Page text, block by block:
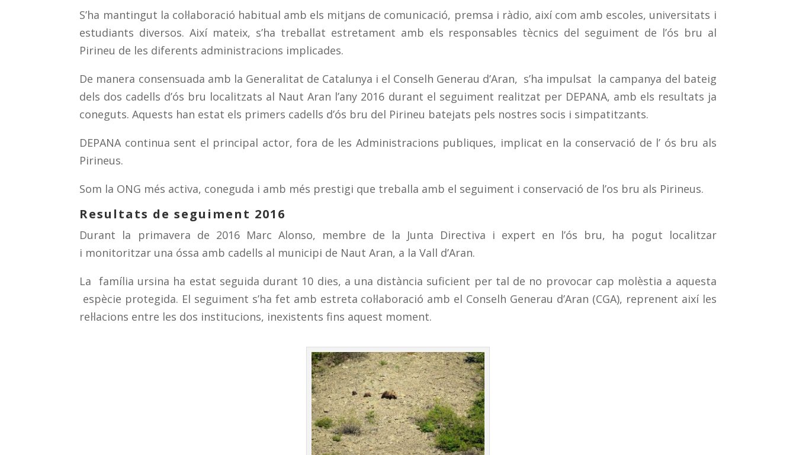
S’ha mantingut la col·laboració habitual amb els mitjans de comunicació, premsa i ràdio, així com amb escoles, universitats i
estudiants diversos. Així mateix, s’ha treballat estretament amb els responsables tècnics del seguiment de l’ós bru al
Pirineu de les diferents administracions implicades.
De manera consensuada amb la Generalitat de Catalunya i el Conselh Generau d’Aran, s’ha impulsat la campanya del bateig
dels dos cadells d’ós bru localitzats al Naut Aran l’any 2016 durant el seguiment realitzat per DEPANA, amb els resultats ja
coneguts. Aquests han estat els primers cadells d’ós bru del Pirineu batejats pels nostres socis i simpatitzants.
DEPANA continua sent el principal actor, fora de les Administracions publiques, implicat en la conservació de l’ ós bru als
Pirineus.
Som la ONG més activa, coneguda i amb més prestigi que treballa amb el seguiment i conservació de l’os bru als Pirineus.
Resultats de seguiment 2016
Durant la primavera de 2016 Marc Alonso, membre de la Junta Directiva i expert en l’ós bru, ha pogut localitzar
i monitoritzar una óssa amb cadells al municipi de Naut Aran, a la Vall d’Aran.
La família ursina ha estat seguida durant 10 dies, a una distància suficient per tal de no provocar cap molèstia a aquesta
espècie protegida. El seguiment s’ha fet amb estreta col·laboració amb el Conselh Generau d’Aran (CGA), reprenent així les
rel·lacions entre les dos institucions, inexistents fins aquest moment.